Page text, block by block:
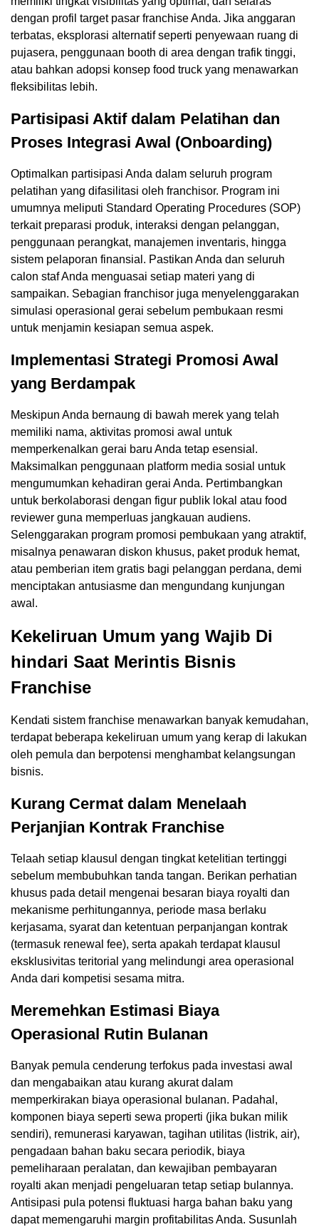
dengan profil target pasar franchise Anda. Jika anggaran
terbatas, eksplorasi alternatif seperti penyewaan ruang di
pujasera, penggunaan booth di area dengan trafik tinggi,
atau bahkan adopsi konsep food truck yang menawarkan
fleksibilitas lebih.
Partisipasi Aktif dalam Pelatihan dan
Proses Integrasi Awal (Onboarding)
Optimalkan partisipasi Anda dalam seluruh program
pelatihan yang difasilitasi oleh franchisor. Program ini
umumnya meliputi Standard Operating Procedures (SOP)
terkait preparasi produk, interaksi dengan pelanggan,
penggunaan perangkat, manajemen inventaris, hingga
sistem pelaporan finansial. Pastikan Anda dan seluruh
calon staf Anda menguasai setiap materi yang di
sampaikan. Sebagian franchisor juga menyelenggarakan
simulasi operasional gerai sebelum pembukaan resmi
untuk menjamin kesiapan semua aspek.
Implementasi Strategi Promosi Awal
yang Berdampak
Meskipun Anda bernaung di bawah merek yang telah
memiliki nama, aktivitas promosi awal untuk
memperkenalkan gerai baru Anda tetap esensial.
Maksimalkan penggunaan platform media sosial untuk
mengumumkan kehadiran gerai Anda. Pertimbangkan
untuk berkolaborasi dengan figur publik lokal atau food
reviewer guna memperluas jangkauan audiens.
Selenggarakan program promosi pembukaan yang atraktif,
misalnya penawaran diskon khusus, paket produk hemat,
atau pemberian item gratis bagi pelanggan perdana, demi
menciptakan antusiasme dan mengundang kunjungan
awal.
Kekeliruan Umum yang Wajib Di
hindari Saat Merintis Bisnis
Franchise
Kendati sistem franchise menawarkan banyak kemudahan,
terdapat beberapa kekeliruan umum yang kerap di lakukan
oleh pemula dan berpotensi menghambat kelangsungan
bisnis.
Kurang Cermat dalam Menelaah
Perjanjian Kontrak Franchise
Telaah setiap klausul dengan tingkat ketelitian tertinggi
sebelum membubuhkan tanda tangan. Berikan perhatian
khusus pada detail mengenai besaran biaya royalti dan
mekanisme perhitungannya, periode masa berlaku
kerjasama, syarat dan ketentuan perpanjangan kontrak
(termasuk renewal fee), serta apakah terdapat klausul
eksklusivitas teritorial yang melindungi area operasional
Anda dari kompetisi sesama mitra.
Meremehkan Estimasi Biaya
Operasional Rutin Bulanan
Banyak pemula cenderung terfokus pada investasi awal
dan mengabaikan atau kurang akurat dalam
memperkirakan biaya operasional bulanan. Padahal,
komponen biaya seperti sewa properti (jika bukan milik
sendiri), remunerasi karyawan, tagihan utilitas (listrik, air),
pengadaan bahan baku secara periodik, biaya
pemeliharaan peralatan, dan kewajiban pembayaran
royalti akan menjadi pengeluaran tetap setiap bulannya.
Antisipasi pula potensi fluktuasi harga bahan baku yang
dapat memengaruhi margin profitabilitas Anda. Susunlah